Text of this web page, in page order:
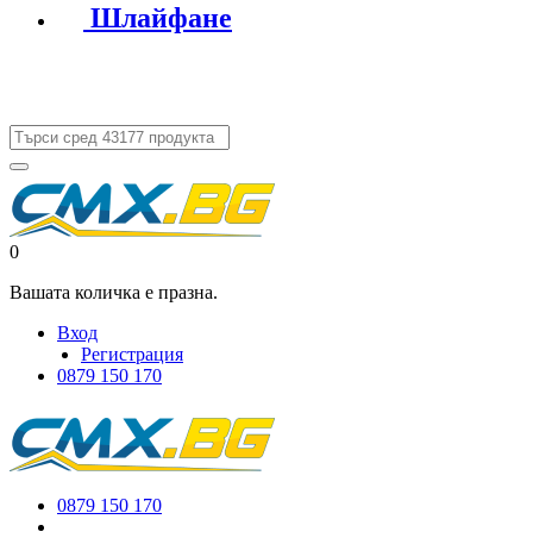
Шлайфане
0
Вашата количка е празна.
Вход
Регистрация
0879 150 170
0879 150 170